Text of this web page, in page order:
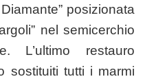
posizionata
nel semicerchio
L’ultimo restauro
sostituiti tutti i marmi